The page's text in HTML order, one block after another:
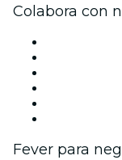
Colabora con
Fever para